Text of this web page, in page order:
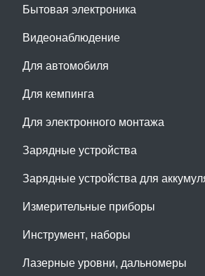
Бытовая электроника
Видеонаблюдение
Для автомобиля
Для кемпинга
Для электронного монтажа
Зарядные устройства
Зарядные устройства для
Измерительные приборы
Инструмент, наборы
Лазерные уровни, дальномеры